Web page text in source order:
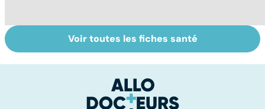
Tout savoir sur
les infections
Inflammation des
amygdales : que
d'angine ?
Voir toutes les fiches santé